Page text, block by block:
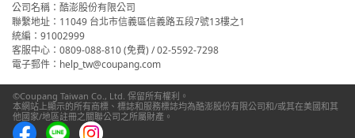
公司名稱：酷澎股份有限公司
聯繫地址：11049 台北市信義區信義路五段7號13樓之1
統編：91002999
客服中心：0809-088-810 (免費) / 02-5592-7298
電子郵件：help_tw@coupang.com
©Coupang Taiwan Co., Ltd. 保留所有權利。
本網站上顯示的所有商標、標誌和服務標誌均為酷澎股份有限公司和/或其在美國和其
他國家/地區註冊之關聯公司之所屬財產。